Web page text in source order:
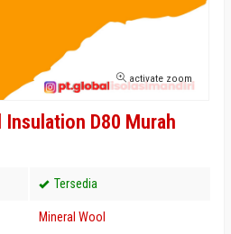
activate zoom
D80 Murah
Tersedia
Mineral Wool